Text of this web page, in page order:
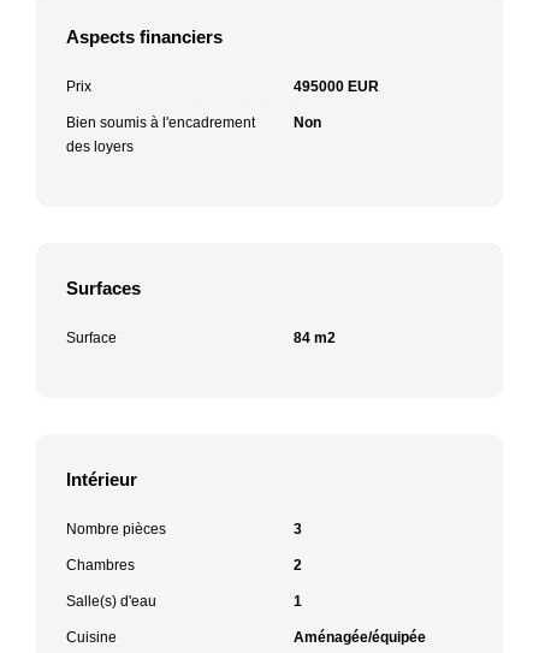
Aspects financiers
Prix 495000 EUR
Bien soumis à l'encadrement
des loyers
Non
Surfaces
Surface 84 m2
Intérieur
Nombre pièces 3
Chambres 2
Salle(s) d'eau 1
Cuisine Aménagée/équipée